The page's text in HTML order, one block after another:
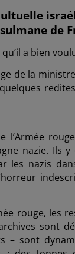
de
a bien
de la
nazie. Ils
les nazis
rouge, les
sont
– sont